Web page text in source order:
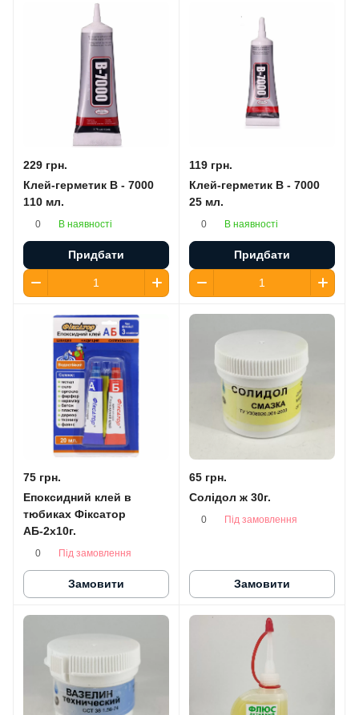
229 грн.
Клей-герметик B - 7000
110 мл.
0 В наявності
Придбати
119 грн.
Клей-герметик B - 7000
25 мл.
0 В наявності
Придбати
75 грн.
Епоксидний клей в
тюбиках Фіксатор
АБ-2х10г.
0 Під замовлення
Замовити
65 грн.
Солідол ж 30г.
0 Під замовлення
Замовити